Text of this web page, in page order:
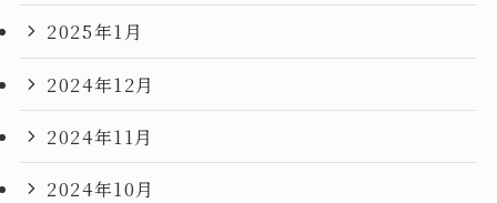
2025年1月
2024年12月
2024年11月
2024年10月